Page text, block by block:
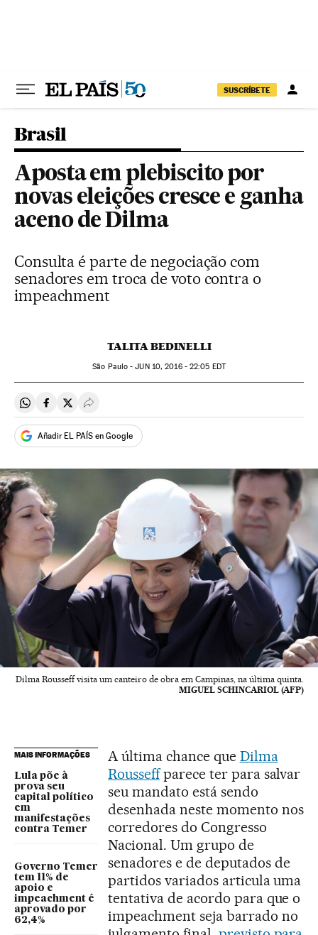
SUSCRÍBETE
Brasil
Aposta em plebiscito por
novas eleições cresce e ganha
aceno de Dilma
Consulta é parte de negociação com
senadores em troca de voto contra o
impeachment
TALITA BEDINELLI
São Paulo -JUN10, 2016 - 22:05 EDT
Compartir en Whatsapp
Compartir en Facebook
Compartir en Twitter
Desplegar Redes Sociales
Añadir EL PAÍS en Google
Dilma Rousseff visita um canteiro de obra em Campinas, na última quinta.
MIGUEL SCHINCARIOL (AFP)
MAIS INFORMAÇÕES
Lula põe à
prova seu
capital político
em
manifestações
contra Temer
Governo Temer
tem 11% de
apoio e
impeachment é
aprovado por
62,4%
A última chance que Dilma
Rousseffparece ter para salvar
seu mandato está sendo
desenhada neste momento nos
corredores do Congresso
Nacional. Um grupo de
senadores e de deputados de
partidos variados articula uma
tentativa de acordo para que o
impeachment seja barrado no